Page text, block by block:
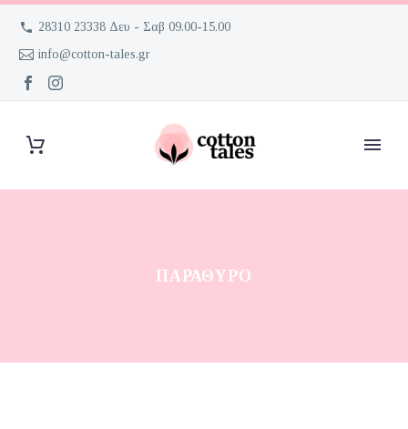
28310 23338 Δευ - Σαβ 09.00-15.00
info@cotton-tales.gr
ΠΑΡΆΘΥΡΟ